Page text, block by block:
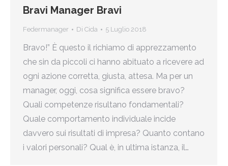
Bravi Manager Bravi
Federmanager Di Cida 5 Luglio 2018
Bravo!” È questo il richiamo di apprezzamento
che sin da piccoli ci hanno abituato a ricevere ad
ogni azione corretta, giusta, attesa. Ma per un
manager, oggi, cosa significa essere bravo?
Quali competenze risultano fondamentali?
Quale comportamento individuale incide
davvero sui risultati di impresa? Quanto contano
i valori personali? Qual è, in ultima istanza, il…